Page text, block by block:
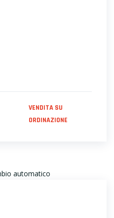
VENDITA SU
ORDINAZIONE